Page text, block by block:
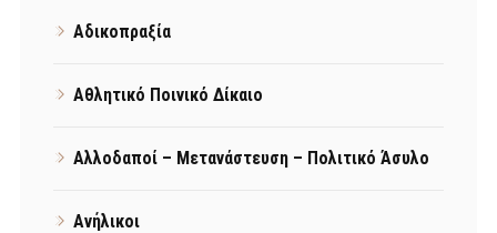
Αδικοπραξία
Αθλητικό Ποινικό Δίκαιο
Αλλοδαποί – Μετανάστευση – Πολιτικό Άσυλο
Ανήλικοι